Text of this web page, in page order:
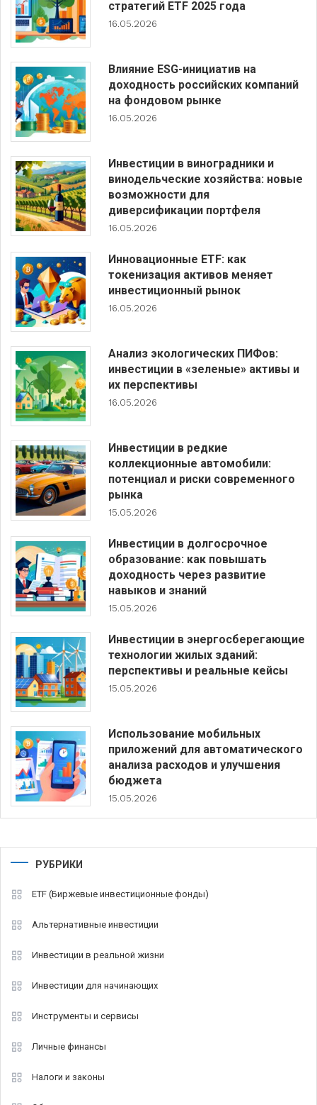
стратегий ETF 2025 года
16.05.2026
Влияние ESG-инициатив на
доходность российских компаний
на фондовом рынке
16.05.2026
Инвестиции в виноградники и
винодельческие хозяйства: новые
возможности для
диверсификации портфеля
16.05.2026
Инновационные ETF: как
токенизация активов меняет
инвестиционный рынок
16.05.2026
Анализ экологических ПИФов:
инвестиции в «зеленые» активы и
их перспективы
16.05.2026
Инвестиции в редкие
коллекционные автомобили:
потенциал и риски современного
рынка
15.05.2026
Инвестиции в долгосрочное
образование: как повышать
доходность через развитие
навыков и знаний
15.05.2026
Инвестиции в энергосберегающие
технологии жилых зданий:
перспективы и реальные кейсы
15.05.2026
Использование мобильных
приложений для автоматического
анализа расходов и улучшения
бюджета
15.05.2026
РУБРИКИ
ETF (Биржевые инвестиционные фонды)
Альтернативные инвестиции
Инвестиции в реальной жизни
Инвестиции для начинающих
Инструменты и сервисы
Личные финансы
Налоги и законы